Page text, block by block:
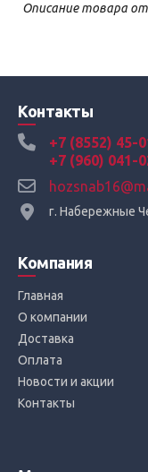
Описание товара
Контакты
+7 (8552) 45-
+7 (960) 041-
г. Набережные
Компания
Главная
О компании
Доставка
Оплата
Новости и акции
Контакты